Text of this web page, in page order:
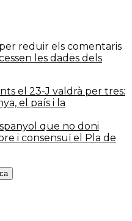
reduir els comentaris
les dades dels
el 23-J valdrà per tres:
el país i la
que no doni
i consensuï el Pla de